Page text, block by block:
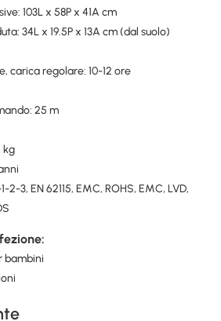
103L x 58P x 41A cm
34L x 19.5P x 13A cm (dal suolo)
carica regolare: 10-12 ore
25 m
kg
2-3, EN 62115, EMC, ROHS, EMC, LVD,
bambini